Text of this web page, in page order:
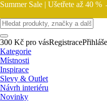
Summer Sale | Ušetřete až 40 %
300 Kč pro vásRegistrace
Kategorie
Místnosti
Inspirace
Slevy & Outlet
Návrh interiéru
Novinky